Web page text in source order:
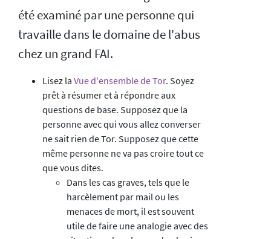
été examiné par une personne qui
travaille dans le domaine de l'abus
chez un grand FAI.
Lisez la Vue d'ensemble de Tor. Soyez
prêt à résumer et à répondre aux
questions de base. Supposez que la
personne avec qui vous allez converser
ne sait rien de Tor. Supposez que cette
même personne ne va pas croire tout ce
que vous dites.
Dans les cas graves, tels que le
harcèlement par mail ou les
menaces de mort, il est souvent
utile de faire une analogie avec des